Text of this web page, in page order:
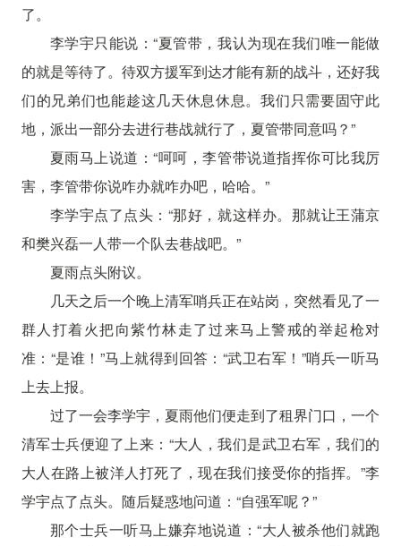
了。
李学宇只能说：“夏管带，我认为现在我们唯一能做
的就是等待了。待双方援军到达才能有新的战斗，还好我
们的兄弟们也能趁这几天休息休息。我们只需要固守此
地，派出一部分去进行巷战就行了，夏管带同意吗？”
夏雨马上说道：“呵呵，李管带说道指挥你可比我厉
害，李管带你说咋办就咋办吧，哈哈。”
李学宇点了点头：“那好，就这样办。那就让王蒲京
和樊兴磊一人带一个队去巷战吧。”
夏雨点头附议。
几天之后一个晚上清军哨兵正在站岗，突然看见了一
群人打着火把向紫竹林走了过来马上警戒的举起枪对
准：“是谁！”马上就得到回答：“武卫右军！”哨兵一听马
上去上报。
过了一会李学宇，夏雨他们便走到了租界门口，一个
清军士兵便迎了上来：“大人，我们是武卫右军，我们的
大人在路上被洋人打死了，现在我们接受你的指挥。”李
学宇点了点头。随后疑惑地问道：“自强军呢？”
那个士兵一听马上嫌弃地说道：“大人被杀他们就跑